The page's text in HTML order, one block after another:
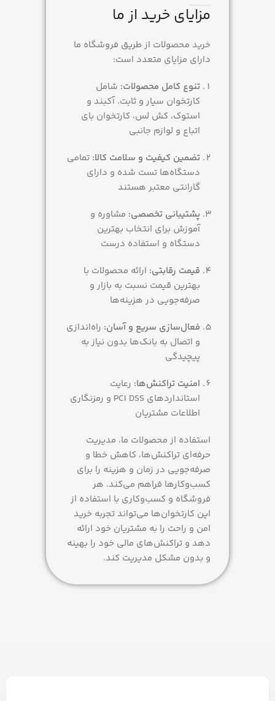
مزایای خرید از ما
خرید محصولات از طریق فروشگاه ما
دارای مزایای متعدد است:
تنوع کامل محصولات: شامل
کارتخوان سیار و ثابت، آکبند و
استوک، کش لس، کارتخوان بای
اتباع و لوازم جانبی
تضمین کیفیت و سلامت کالا: تمامی
دستگاه‌ها تست شده و دارای
گارانتی معتبر هستند
پشتیبانی تخصصی: مشاوره و
آموزش برای انتخاب بهترین
دستگاه و استفاده درست
قیمت رقابتی: ارائه محصولات با
بهترین قیمت نسبت به بازار و
صرفه‌جویی در هزینه‌ها
فعال‌سازی سریع و آسان: راه‌اندازی
و اتصال به بانک‌ها بدون نیاز به
پیچیدگی
امنیت تراکنش‌ها: رعایت
استانداردهای PCI DSS و رمزنگاری
اطلاعات مشتریان
استفاده از محصولات ما، مدیریت
حرفه‌ای تراکنش‌ها، کاهش خطا و
صرفه‌جویی در زمان و هزینه را برای
کسب‌وکارها فراهم می‌کند. هر
فروشگاه و کسب‌وکاری با استفاده از
این کارتخوان‌ها می‌تواند تجربه خرید
امن و راحت را به مشتریان خود ارائه
دهد و تراکنش‌های مالی خود را بهینه
و بدون مشکل مدیریت کند.